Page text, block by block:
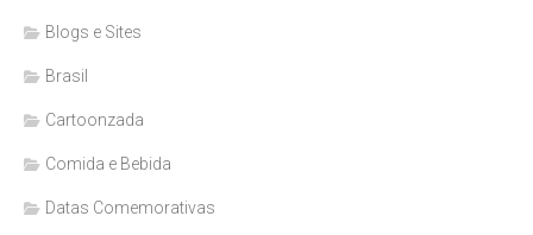
Blogs e Sites
Brasil
Cartoonzada
Comida e Bebida
Datas Comemorativas